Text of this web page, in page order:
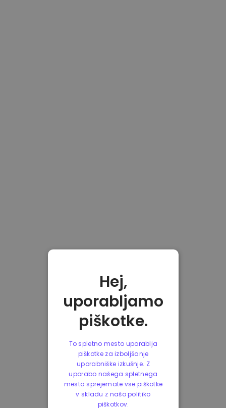
Hej,
uporabljamo
piškotke.
To spletno mesto uporablja
piškotke za izboljšanje
uporabniške izkušnje. Z
uporabo našega spletnega
mesta sprejemate vse piškotke
v skladu z našo politiko
piškotkov.